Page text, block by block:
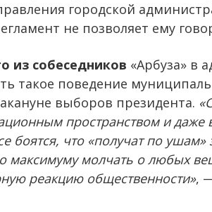
городской
не позволяет ему
из собеседников «Арбуза» в
такое поведение
выборов президента.
пространством и даже
боятся, что «получат по
максимуму молчать о любых
реакцию общественности»,